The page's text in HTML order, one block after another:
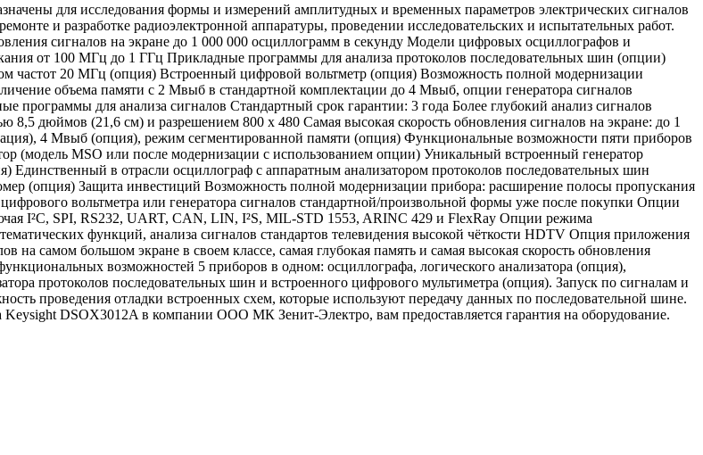
для исследования формы и измерений амплитудных и временных параметров электрических сигналов
и разработке радиоэлектронной аппаратуры, проведении исследовательских и испытательных работ.
сигналов на экране до 1 000 000 осциллограмм в секунду Модели цифровых осциллографов и
от 100 МГц до 1 ГГц Прикладные программы для анализа протоколов последовательных шин (опции)
частот 20 МГц (опция) Встроенный цифровой вольтметр (опция) Возможность полной модернизации
объема памяти с 2 Мвыб в стандартной комплектации до 4 Мвыб, опции генератора сигналов
программы для анализа сигналов Стандартный срок гарантии: 3 года Более глубокий анализ сигналов
дюймов (21,6 см) и разрешением 800 х 480 Самая высокая скорость обновления сигналов на экране: до 1
4 Мвыб (опция), режим сегментированной памяти (опция) Функциональные возможности пяти приборов
(модель MSO или после модернизации с использованием опции) Уникальный встроенный генератор
в отрасли осциллограф с аппаратным анализатором протоколов последовательных шин
(опция) Защита инвестиций Возможность полной модернизации прибора: расширение полосы пропускания
вольтметра или генератора сигналов стандартной/произвольной формы уже после покупки Опции
I²C, SPI, RS232, UART, CAN, LIN, I²S, MIL-STD 1553, ARINC 429 и FlexRay Опции режима
функций, анализа сигналов стандартов телевидения высокой чёткости HDTV Опция приложения
на самом большом экране в своем классе, самая глубокая память и самая высокая скорость обновления
возможностей 5 приборов в одном: осциллографа, логического анализатора (опция),
протоколов последовательных шин и встроенного цифрового мультиметра (опция). Запуск по сигналам и
проведения отладки встроенных схем, которые используют передачу данных по последовательной шине.
DSOX3012A в компании ООО МК Зенит-Электро, вам предоставляется гарантия на оборудование.